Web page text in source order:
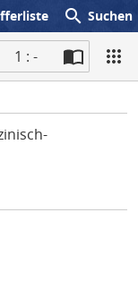
search Suchen
1 : -